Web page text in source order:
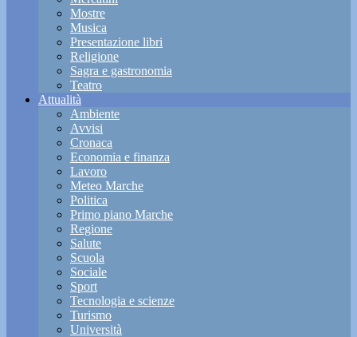
Mostre
Musica
Presentazione libri
Religione
Sagra e gastronomia
Teatro
Attualità
Ambiente
Avvisi
Cronaca
Economia e finanza
Lavoro
Meteo Marche
Politica
Primo piano Marche
Regione
Salute
Scuola
Sociale
Sport
Tecnologia e scienze
Turismo
Università